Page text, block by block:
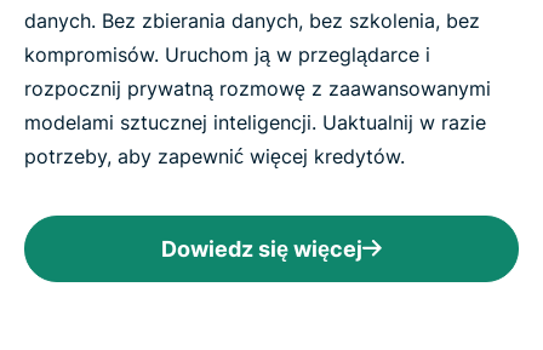
danych. Bez zbierania danych, bez szkolenia, bez
kompromisów. Uruchom ją w przeglądarce i
rozpocznij prywatną rozmowę z zaawansowanymi
modelami sztucznej inteligencji. Uaktualnij w razie
potrzeby, aby zapewnić więcej kredytów.
Dowiedz się więcej